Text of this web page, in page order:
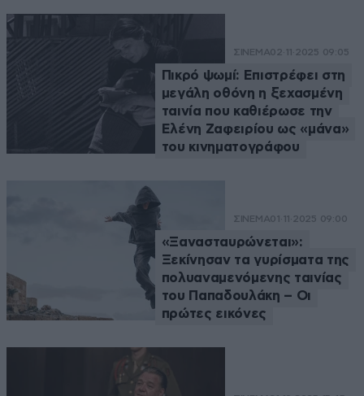
ΣΙΝΕΜΑ02·11·2025 09:05
Πικρό ψωμί: Επιστρέφει στη
μεγάλη οθόνη η ξεχασμένη
ταινία που καθιέρωσε την
Ελένη Ζαφειρίου ως «μάνα»
του κινηματογράφου
ΣΙΝΕΜΑ01·11·2025 09:00
«Ξανασταυρώνεται»:
Ξεκίνησαν τα γυρίσματα της
πολυαναμενόμενης ταινίας
του Παπαδουλάκη – Οι
πρώτες εικόνες